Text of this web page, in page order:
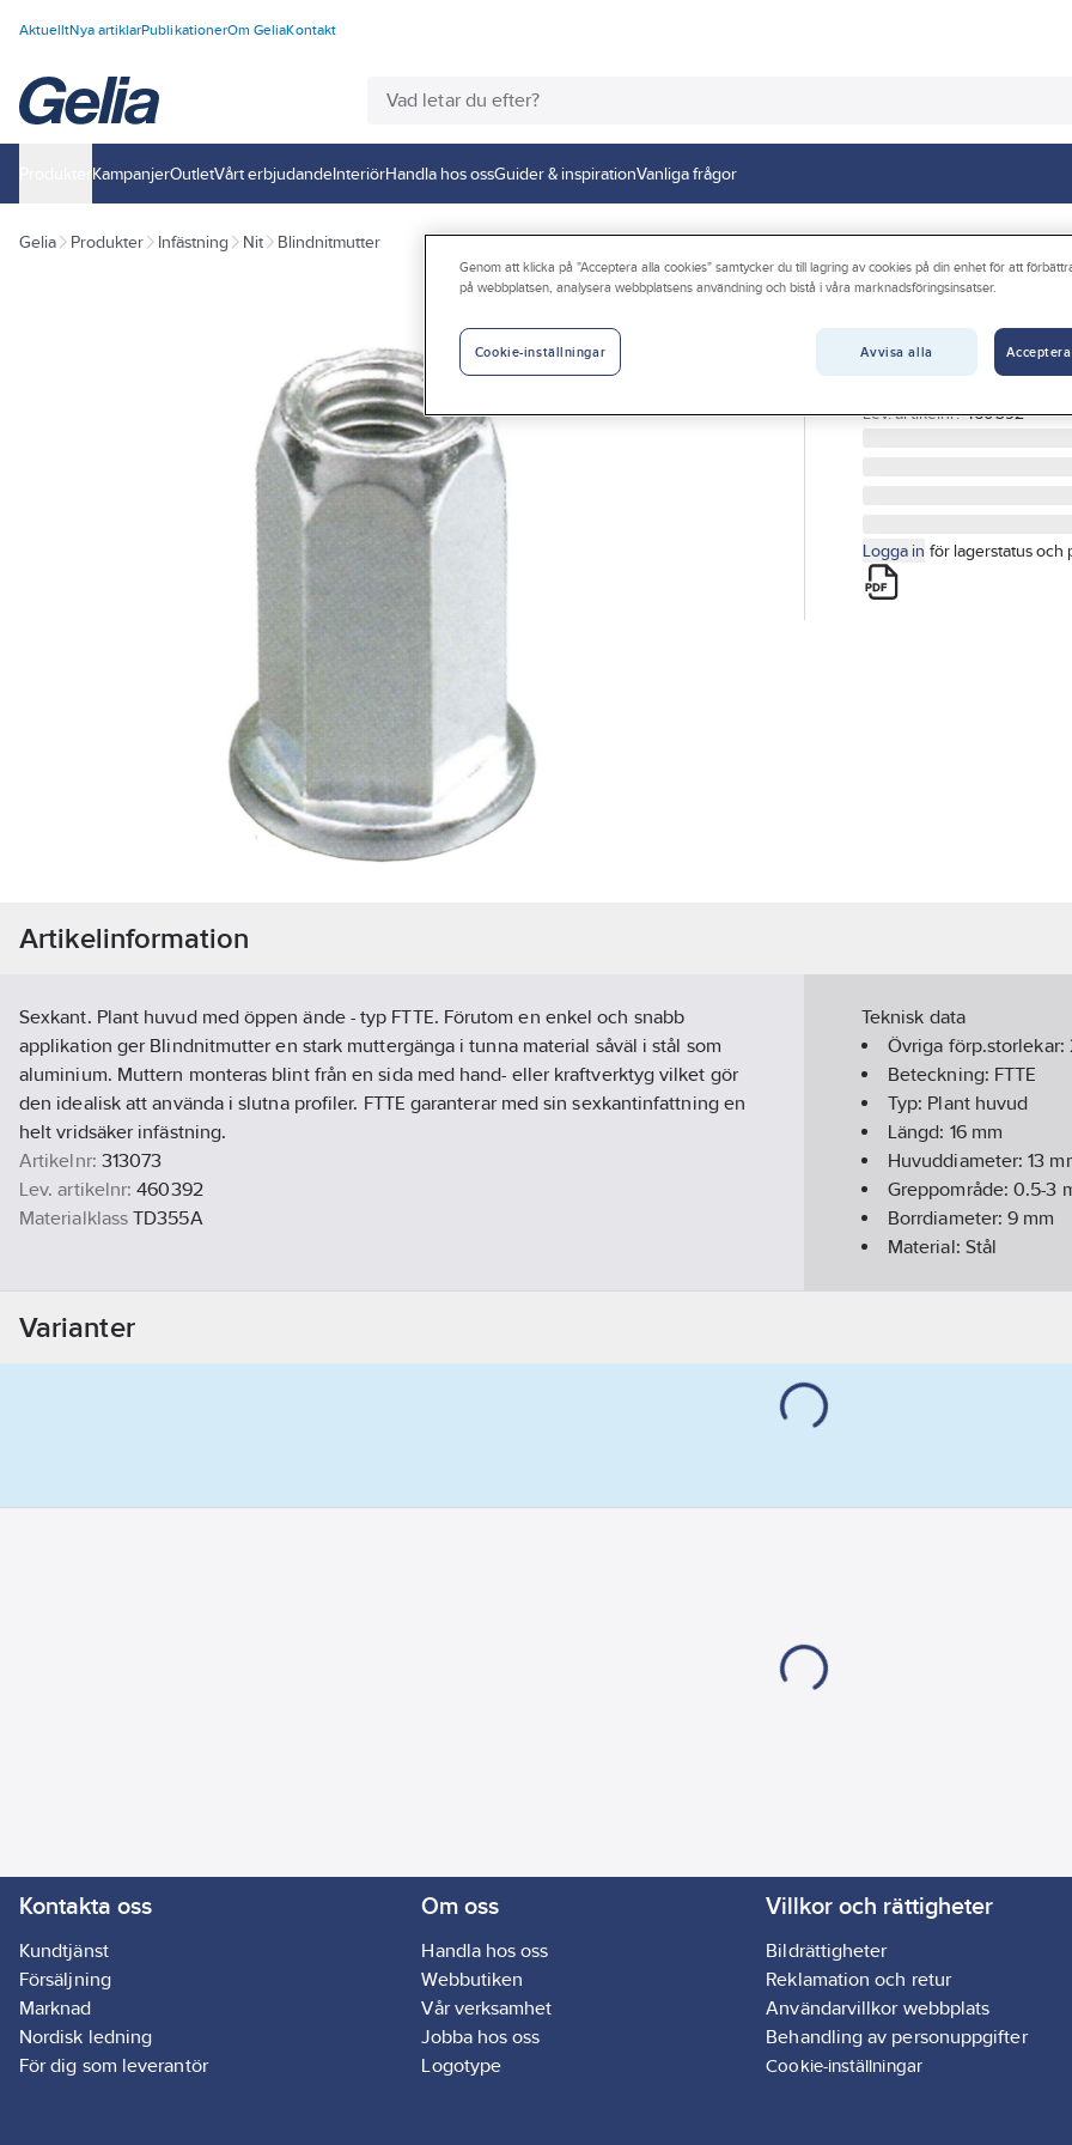
AktuelltNya artiklarPublikationerOm GeliaKontakt
KampanjerOutletVårt erbjudandeInteriörHandla hos ossGuider & inspirationVanliga frågor
Gelia Produkter Infästning Nit Blindnitmutter
Blindnitmutter
BLINDNITMUTTER
Lev. artikelnr: 460392
Logga in för lagerstatus och
Artikelinformation
Sexkant. Plant huvud med öppen ände - typ FTTE. Förutom en enkel och snabb
applikation ger Blindnitmutter en stark muttergänga i tunna material såväl i stål som
aluminium. Muttern monteras blint från en sida med hand- eller kraftverktyg vilket gör
den idealisk att använda i slutna profiler. FTTE garanterar med sin sexkantinfattning en
helt vridsäker infästning.
Artikelnr: 313073
Lev. artikelnr: 460392
Materialklass TD355A
Teknisk data
Övriga förp.storlekar:
Beteckning: FTTE
Typ: Plant huvud
Längd: 16mm
Huvuddiameter:13
Greppområde:0.5-3
Borrdiameter:9 mm
Material: Stål
Varianter
Kontakta oss
Kundtjänst
Försäljning
Marknad
Nordisk ledning
För dig som leverantör
Om oss
Handla hos oss
Webbutiken
Vår verksamhet
Jobba hos oss
Logotype
Villkor och rättigheter
Bildrättigheter
Reklamation och retur
Användarvillkor webbplats
Behandling av personuppgifter
Cookie-inställningar
Genom att klicka på "Acceptera alla cookies" samtycker du till lagring av cookies på din enhet för att
på webbplatsen, analysera webbplatsens användning och bistå i våra marknadsföringsinsatser.
Avvisa alla
Cookie-inställningar